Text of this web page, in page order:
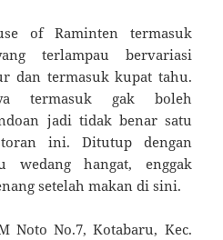
of Raminten termasuk
terlampau bervariasi
dan termasuk kupat tahu.
termasuk gak boleh
jadi tidak benar satu
ini. Ditutup dengan
hangat, enggak
setelah makan di sini.
Noto No.7, Kotabaru, Kec.